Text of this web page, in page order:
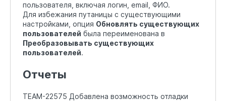
пользователя, включая логин, email, ФИО.
Для избежания путаницы с существующими
настройками, опция Обновлять существующих
пользователей была переименована в
Преобразовывать существующих
пользователей.
Отчеты
TEAM-22575 Добавлена возможность отладки